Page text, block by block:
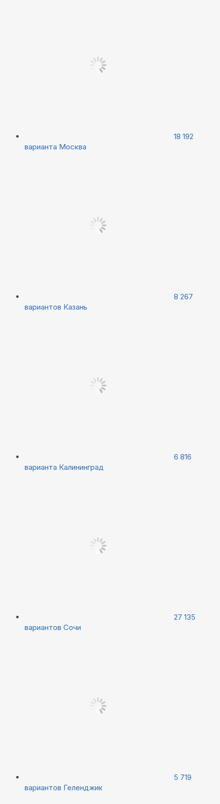
18 192
варианта Москва
8 267
вариантов Казань
6 816
варианта Калининград
27 135
вариантов Сочи
5 719
вариантов Геленджик